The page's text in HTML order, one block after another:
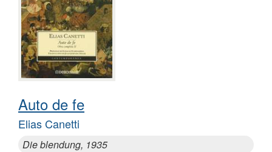
Auto de fe
Elias Canetti
Die blendung, 1935